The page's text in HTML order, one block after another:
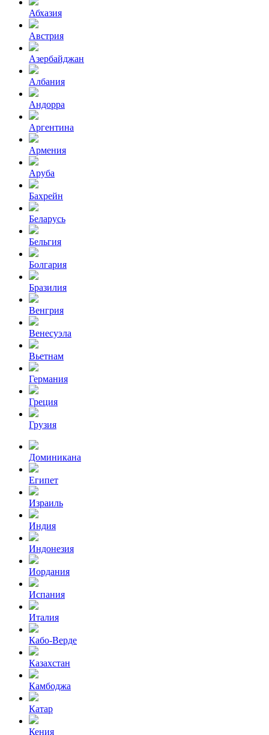
Абхазия
Австрия
Азербайджан
Албания
Андорра
Аргентина
Армения
Аруба
Бахрейн
Беларусь
Бельгия
Болгария
Бразилия
Венгрия
Венесуэла
Вьетнам
Германия
Греция
Грузия
Доминикана
Египет
Израиль
Индия
Индонезия
Иордания
Испания
Италия
Кабо-Верде
Казахстан
Камбоджа
Катар
Кения